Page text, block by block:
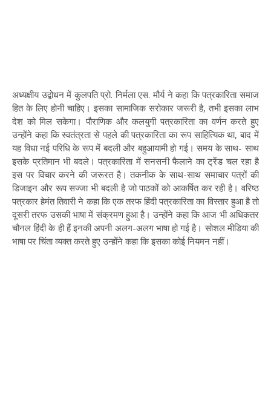
अध्यक्षीय उद्बोधन में कुलपति प्रो. निर्मला एस. मौर्य ने कहा कि पत्रकारिता समाज
हित के लिए होनी चाहिए। इसका सामाजिक सरोकार जरूरी है, तभी इसका लाभ
देश को मिल सकेगा। पौराणिक और कलयुगी पत्रकारिता का वर्णन करते हुए
उन्होंने कहा कि स्वतंत्रता से पहले की पत्रकारिता का रूप साहित्यिक था, बाद में
यह विधा नई परिधि के रूप में बदली और बहुआयामी हो गई। समय के साथ- साथ
इसके प्रतिमान भी बदले। पत्रकारिता में सनसनी फैलाने का ट्रेंड चल रहा है
इस पर विचार करने की जरूरत है। तकनीक के साथ-साथ समाचार पत्रों की
डिजाइन और रूप सज्जा भी बदली है जो पाठकों को आकर्षित कर रही है। वरिष्ठ
पत्रकार हेमंत तिवारी ने कहा कि एक तरफ हिंदी पत्रकारिता का विस्तार हुआ है तो
दूसरी तरफ उसकी भाषा में संक्रमण हुआ है। उन्होंने कहा कि आज भी अधिकतर
चौनल हिंदी के ही हैं इनकी अपनी अलग-अलग भाषा हो गई है। सोशल मीडिया की
भाषा पर चिंता व्यक्त करते हुए उन्होंने कहा कि इसका कोई नियमन नहीं।